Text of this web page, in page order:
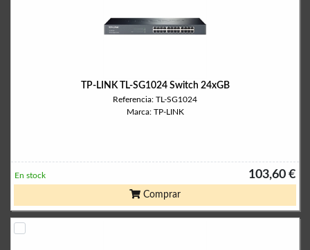
TP-LINK TL-SG1024 Switch 24xGB
Referencia: TL-SG1024
Marca: TP-LINK
103,60 €
En stock
Comprar